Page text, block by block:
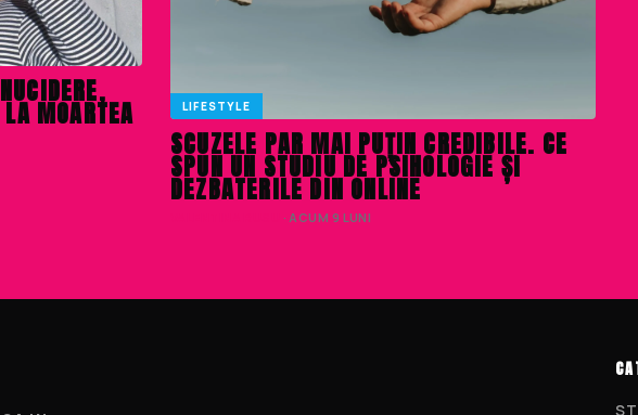
MOARTEA LIFESTYLE
SCUZELE PAR MAI PUȚIN CREDIBILE. CE
SPUN UN STUDIU DE PSIHOLOGIE ȘI
DEZBATERILE DIN ONLINE
· ACUM 9 LUNI